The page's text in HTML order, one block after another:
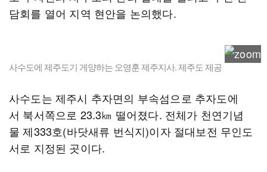
담회를 열어 지역 현안을 논의했다.
사수도에 제주도기 게양하는 오영훈 제주지사. 제주도 제공
사수도는 제주시 추자면의 부속섬으로 추자도에
서 북서쪽으로 23.3㎞ 떨어졌다. 전체가 천연기념
물 제333호(바닷새류 번식지)이자 절대보전 무인도
서로 지정된 곳이다.